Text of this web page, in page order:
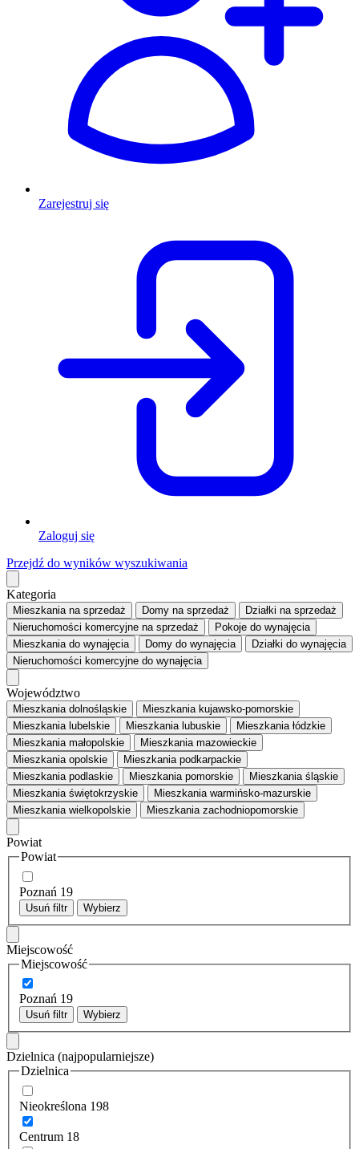
Zarejestruj się
Zaloguj się
Przejdź do wyników wyszukiwania
Kategoria
Mieszkaniana sprzedaż Domy na sprzedaż Działki na sprzedaż
Nieruchomości komercyjne na sprzedaż Pokoje do wynajęcia
Mieszkaniado wynajęcia Domy do wynajęcia Działki do wynajęcia
Nieruchomości komercyjne do wynajęcia
Województwo
Mieszkania dolnośląskie
Mieszkania kujawsko-pomorskie
Mieszkania lubelskie
Mieszkania lubuskie
Mieszkania łódzkie
Mieszkania małopolskie
Mieszkania mazowieckie
Mieszkania opolskie
Mieszkania podkarpackie
Mieszkania podlaskie
Mieszkania pomorskie
Mieszkania śląskie
Mieszkania świętokrzyskie
Mieszkania warmińsko-mazurskie
Mieszkania wielkopolskie
Mieszkania zachodniopomorskie
Powiat
Powiat
Poznań 19
Usuń filtr Wybierz
Miejscowość
Miejscowość
Poznań 19
Usuń filtr Wybierz
Dzielnica (najpopularniejsze)
Dzielnica
Nieokreślona 198
Centrum 18